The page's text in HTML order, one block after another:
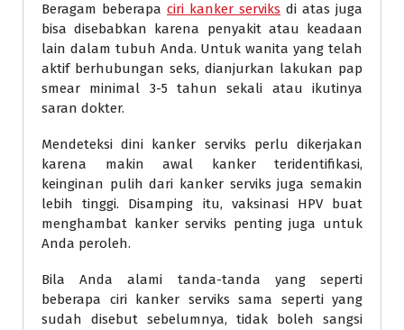
Beragam beberapa ciri kanker serviks di atas juga
bisa disebabkan karena penyakit atau keadaan
lain dalam tubuh Anda. Untuk wanita yang telah
aktif berhubungan seks, dianjurkan lakukan pap
smear minimal 3-5 tahun sekali atau ikutinya
saran dokter.
Mendeteksi dini kanker serviks perlu dikerjakan
karena makin awal kanker teridentifikasi,
keinginan pulih dari kanker serviks juga semakin
lebih tinggi. Disamping itu, vaksinasi HPV buat
menghambat kanker serviks penting juga untuk
Anda peroleh.
Bila Anda alami tanda-tanda yang seperti
beberapa ciri kanker serviks sama seperti yang
sudah disebut sebelumnya, tidak boleh sangsi